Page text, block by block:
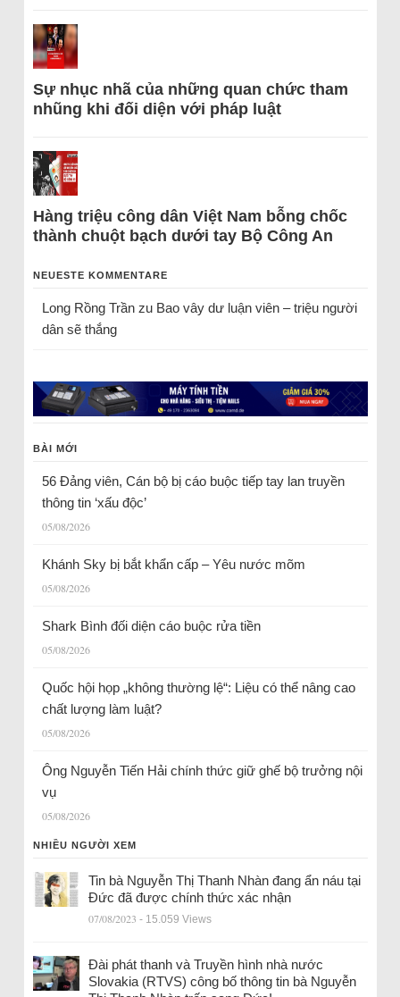
Sự nhục nhã của những quan chức tham
nhũng khi đối diện với pháp luật
Hàng triệu công dân Việt Nam bỗng chốc
thành chuột bạch dưới tay Bộ Công An
NEUESTE KOMMENTARE
Long Rồng Trầnzu Bao vây dư luận viên – triệu người
dân sẽ thắng
BÀI MỚI
56 Đảng viên, Cán bộ bị cáo buộc tiếp tay lan truyền
thông tin ‘xấu độc’
05/08/2026
Khánh Sky bị bắt khẩn cấp – Yêu nước mõm
05/08/2026
Shark Bình đối diện cáo buộc rửa tiền
05/08/2026
Quốc hội họp „không thường lệ“: Liệu có thể nâng cao
chất lượng làm luật?
05/08/2026
Ông Nguyễn Tiến Hải chính thức giữ ghế bộ trưởng nội
vụ
05/08/2026
NHIỀU NGƯỜI XEM
Tin bà Nguyễn Thị Thanh Nhàn đang ẩn náu tại
Đức đã được chính thức xác nhận
07/08/2023 - 15.059 Views
Đài phát thanh và Truyền hình nhà nước
Slovakia (RTVS) công bố thông tin bà Nguyễn